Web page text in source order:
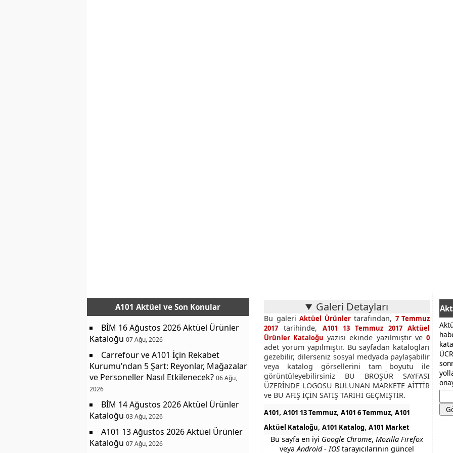
Galeri Detayları
Bu galeriAktüel Ürünlertarafından, 7 Temmuz
2017 tarihinde,A101 13 Temmuz 2017 Aktüel
Ürünler Kataloğu yazısı ekinde yazılmıştır ve0
adet yorum yapılmıştır. Bu sayfadan katalogları
gezebilir, dilerseniz sosyal medyada paylaşabilir
veya katalog görsellerini tam boyutu ile
görüntüleyebilirsiniz BU BROŞÜR SAYFASI
ÜZERİNDE LOGOSU BULUNAN MARKETE AİTTİR
ve BU AFİŞ İÇİN SATIŞ TARİHİ GEÇMİŞTİR.
A101, A101 13 Temmuz, A101 6 Temmuz, A101
Aktüel Kataloğu, A101 Katalog, A101 Market
Bu sayfa en iyi Google Chrome,Mozilla Firefox
veyaAndroid - IOStarayıcılarının güncel
A101 Aktüel ve Son Konular
BİM 16 Ağustos 2026 Aktüel Ürünler
Kataloğu 07 Ağu, 2026
Carrefour ve A101 İçin Rekabet
Kurumu’ndan 5 Şart: Reyonlar, Mağazalar
ve Personeller Nasıl Etkilenecek? 06 Ağu,
2026
BİM 14 Ağustos 2026 Aktüel Ürünler
Kataloğu 03 Ağu, 2026
A101 13 Ağustos 2026 Aktüel Ürünler
Kataloğu 07 Ağu, 2026